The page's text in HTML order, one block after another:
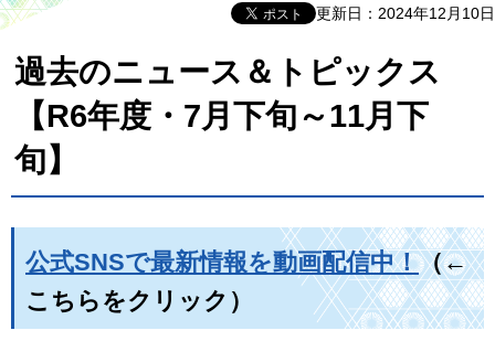
更新日：2024年12月10日
過去のニュース＆トピックス
【R6年度・7月下旬～11月下
旬】
公式SNSで最新情報を動画配信中！（←
こちらをクリック）